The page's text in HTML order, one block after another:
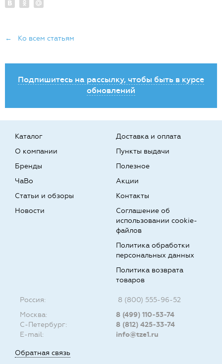
← Ко всем статьям
Подпишитесь на рассылку, чтобы быть в курсе
обновлений
Каталог
О компании
Бренды
Доставка и оплата
Пункты выдачи
Полезное
ЧаВо
Статьи и обзоры
Новости
Акции
Контакты
Соглашение об
использовании cookie-
файлов
Политика обработки
персональных данных
Политика возврата
товаров
Россия:
8 (800) 555-96-52
Москва:
8 (499) 110-53-74
С-Петербург:
8 (812) 425-33-74
E-mail:
info@tze1.ru
Обратная связь